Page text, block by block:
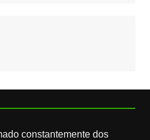
constantemente dos